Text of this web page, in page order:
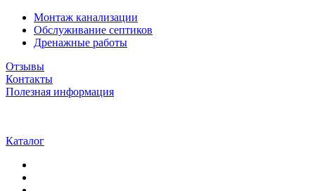
Монтаж канализации
Обслуживание септиков
Дренажные работы
Отзывы
Контакты
Полезная информация
Каталог